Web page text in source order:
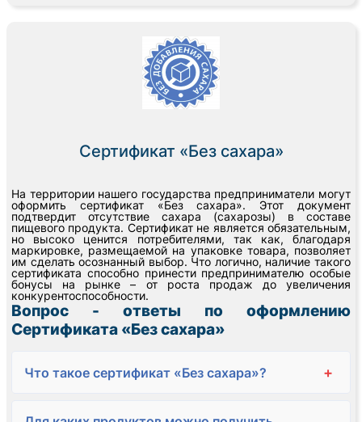
Сертификат «Без сахара»
На территории нашего государства предприниматели могут
оформить сертификат «Без сахара». Этот документ
подтвердит отсутствие сахара (сахарозы) в составе
пищевого продукта. Сертификат не является обязательным,
но высоко ценится потребителями, так как, благодаря
маркировке, размещаемой на упаковке товара, позволяет
им сделать осознанный выбор. Что логично, наличие такого
сертификата способно принести предпринимателю особые
бонусы на рынке – от роста продаж до увеличения
конкурентоспособности.
Вопрос - ответы по оформлению
Сертификата «Без сахара»
Что такое сертификат «Без сахара»? +